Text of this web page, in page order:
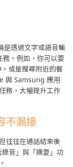
是透過文字或語音輸
務。例如，你可以要
或是搜尋附近的餐
與 Samsung 應用
務，大幅提升工作
不漏接
往往在通話結束後
音」與「摘要」功